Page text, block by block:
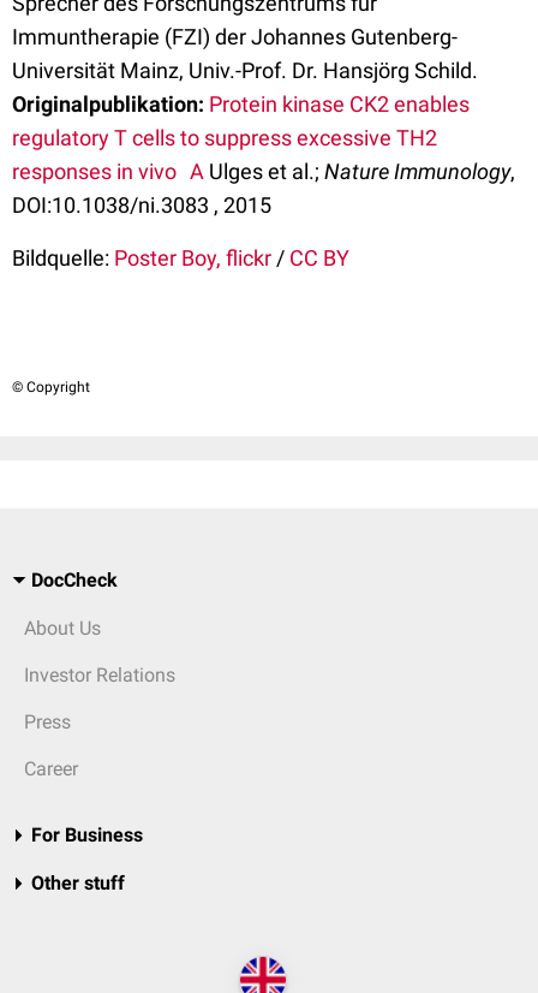
Immuntherapie (FZI) der Johannes Gutenberg-
Universität Mainz, Univ.-Prof. Dr. Hansjörg Schild.
Originalpublikation: Protein kinase CK2 enables
regulatory T cells to suppress excessive TH2
responses in vivo A Ulges et al.; Nature Immunology,
DOI:10.1038/ni.3083 , 2015
Bildquelle: Poster Boy, flickr / CC BY
© Copyright
DocCheck
About Us
Investor Relations
Press
Career
For Business
Other stuff